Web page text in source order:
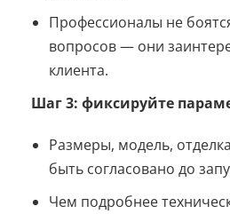
Профессионалы не
вопросов — они
клиента.
Шаг 3: фиксируйте
Размеры, модель,
быть согласовано до
Чем подробнее